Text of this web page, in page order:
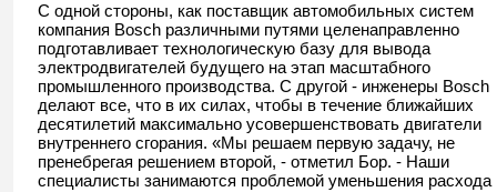
С одной стороны, как поставщик автомобильных систем
компания Bosch различными путями целенаправленно
подготавливает технологическую базу для вывода
электродвигателей будущего на этап масштабного
промышленного производства. С другой - инженеры Bosch
делают все, что в их силах, чтобы в течение ближайших
десятилетий максимально усовершенствовать двигатели
внутреннего сгорания. «Мы решаем первую задачу, не
пренебрегая решением второй, - отметил Бор. - Наши
специалисты занимаются проблемой уменьшения расхода